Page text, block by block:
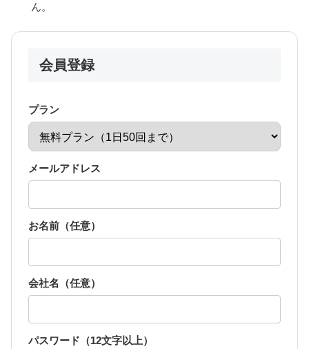
ん。
会員登録
プラン
メールアドレス
お名前（任意）
会社名（任意）
パスワード（12文字以上）